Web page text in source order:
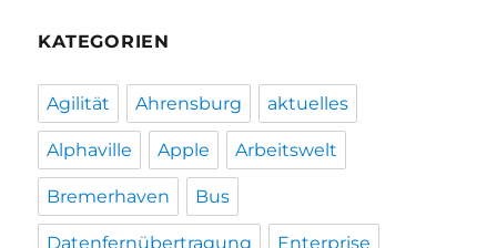
KATEGORIEN
Agilität Ahrensburg aktuelles
Alphaville Apple Arbeitswelt
Bremerhaven Bus
Datenfernübertragung Enterprise